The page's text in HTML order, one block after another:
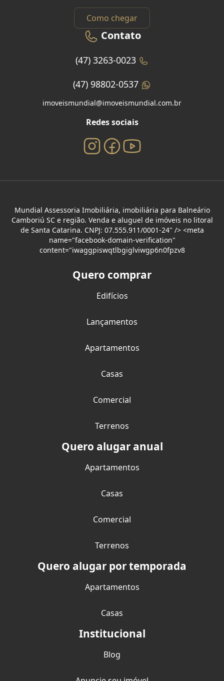
Como chegar
Contato
(47) 3263-0023
(47) 98802-0537
imoveismundial@imoveismundial.com.br
Redes sociais
Mundial Assessoria Imobiliária, imobiliária para Balneário
Camboriú SC e região. Venda e aluguel de imóveis no litoral
de Santa Catarina. CNPJ: 07.555.911/0001-24" /> <meta
name="facebook-domain-verification"
content="iwaggpiswqtlbgiglviwgp6n0fpzv8
Quero comprar
Edifícios
Lançamentos
Apartamentos
Casas
Comercial
Terrenos
Quero alugar anual
Apartamentos
Casas
Comercial
Terrenos
Quero alugar por temporada
Apartamentos
Casas
Institucional
Blog